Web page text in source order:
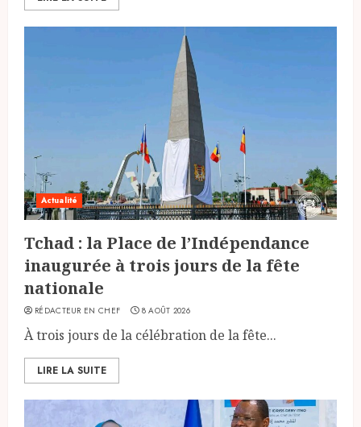
Actualité
Tchad : la Place de l’Indépendance
inaugurée à trois jours de la fête
nationale
RÉDACTEUR EN CHEF 8 AOÛT 2026
À trois jours de la célébration de la fête...
LIRE LA SUITE